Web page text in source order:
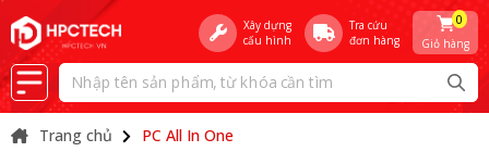
Xây dựng
cấu hình
Tra cứu
đơn hàng
Giỏ hàng
0
Trang chủ PC All In One